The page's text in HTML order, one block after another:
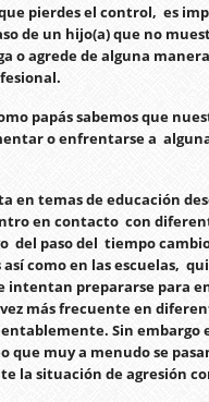
pierdes el control, es
de un hijo(a) que no
o agrede de alguna
papás sabemos que
o enfrentarse a
en temas de educación
en contacto con
del paso del tiempo
así como en las escuelas,
intentan prepararse para
más frecuente en
Sin embargo
que muy a menudo se
la situación de agresión